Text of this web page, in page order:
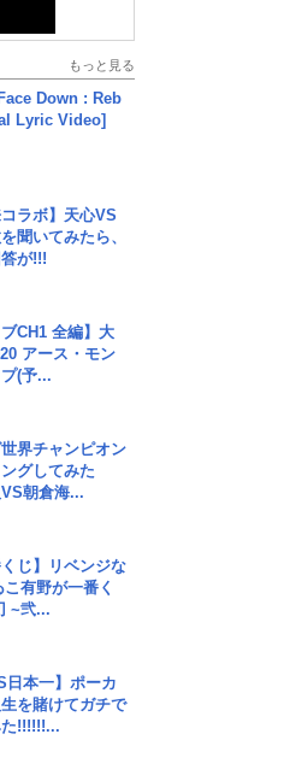
もっと見る
Down : Reb
Lyric Video]
コラボ】天心VS
聞いてみたら、
が!!!
ブCH1 全編】大
アース・モン
(予...
界チャンピオン
グしてみた
VS朝倉海...
くじ】リベンジな
有野が一番く
~弐...
日本一】ポーカ
を賭けてガチで
!!!!!!...